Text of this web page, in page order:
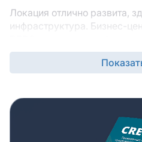
Локация отлично развита,
инфраструктура. Бизнес-
вы сможете найти такое,
подходит под задачи
точки зрения
команде и/или клиентам
добираться сюда из разных
арендаторов бизнес-центра